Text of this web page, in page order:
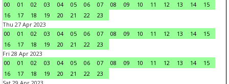
00
01 02 03 04 05 06 07 08 09 10 11 12 13 14
15
16
17 18 19 20 21 22
23
Thu 27 Apr 2023
00
01 02 03 04 05 06 07 08 09 10 11 12 13 14
15
16
17 18 19 20 21 22
23
Fri 28 Apr 2023
00
01 02 03 04 05 06 07 08 09 10 11 12 13 14
15
16
17 18 19 20 21 22
23